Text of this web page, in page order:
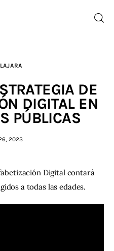
Vivo
DE
DIGITAL EN
PÚBLICAS
2023
Digital contará
a todas las edades.